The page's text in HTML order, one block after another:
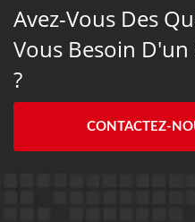
Avez-Vous Des
Vous Besoin
?
CONTACTEZ-